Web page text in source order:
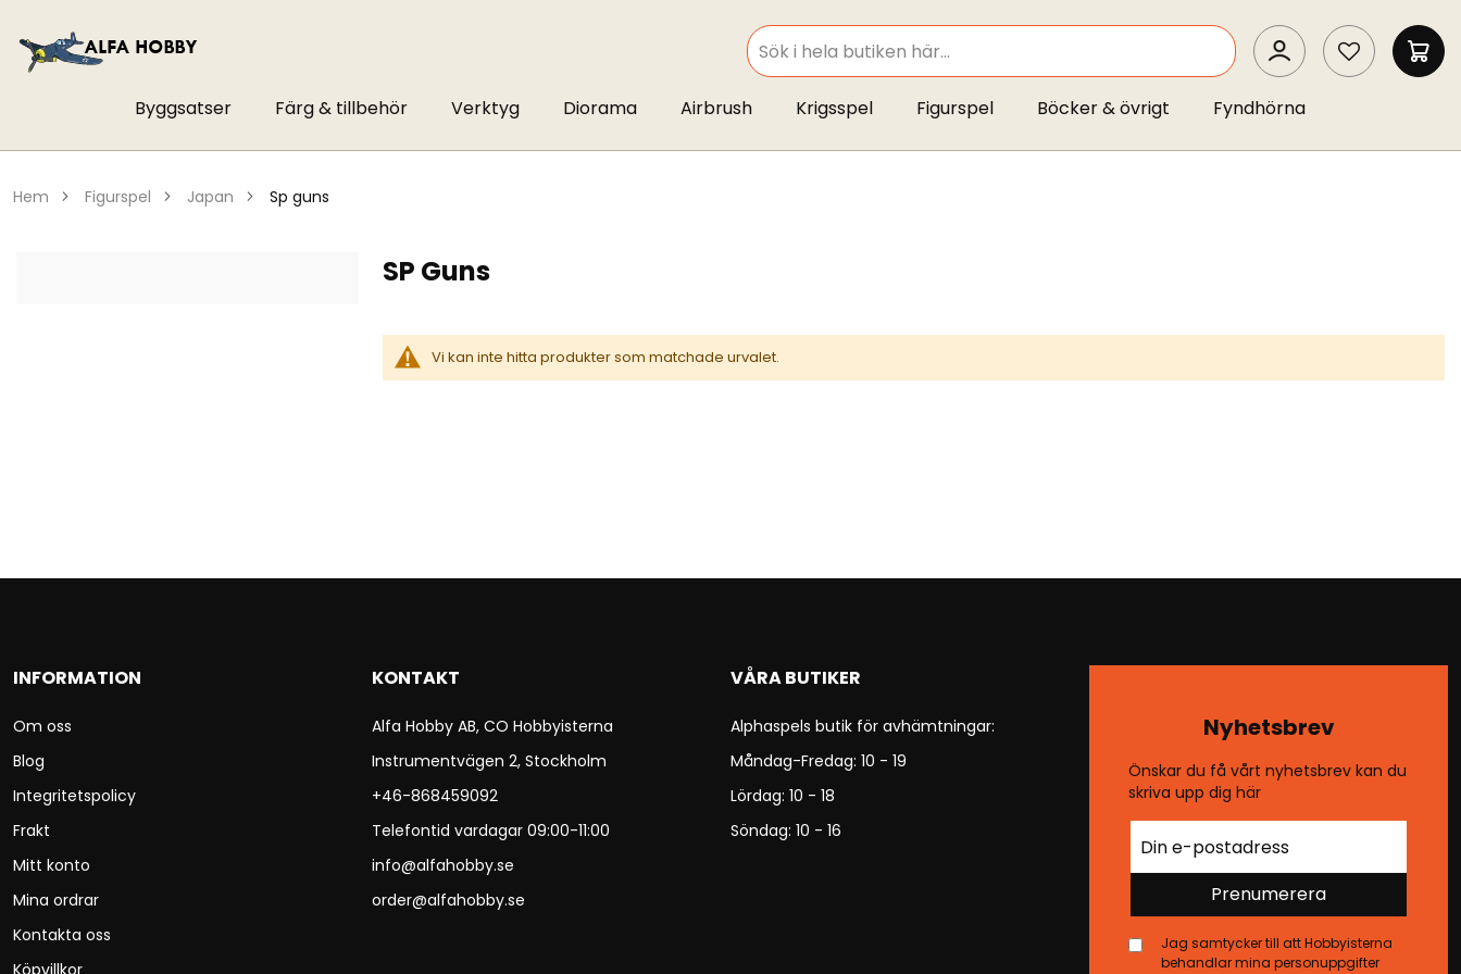
SEARCH
SEARCH
MIN
Byggsatser Färg & tillbehör Verktyg Diorama Airbrush Krigsspel Figurspel Böcker & övrigt Fyndhörna
hem figurspel japan sp guns
SP Guns
Vi kan inte hitta produkter som matchade urvalet.
INFORMATION
Om oss
Blog
Integritetspolicy
Frakt
Mitt konto
Mina ordrar
Kontakta oss
Köpvillkor
KONTAKT
Alfa Hobby AB, CO Hobbyisterna
Instrumentvägen 2, Stockholm
+46-868459092
Telefontid vardagar 09:00-11:00
info@alfahobby.se
order@alfahobby.se
VÅRA BUTIKER
Alphaspels butik för avhämtningar:
Måndag-Fredag: 10 - 19
Lördag: 10 - 18
Söndag: 10 - 16
Nyhetsbrev
Önskar du få vårt nyhetsbrev kan du
skriva upp dig här
Prenumerera
Jag samtycker till att Hobbyisterna
behandlar mina personuppgifter